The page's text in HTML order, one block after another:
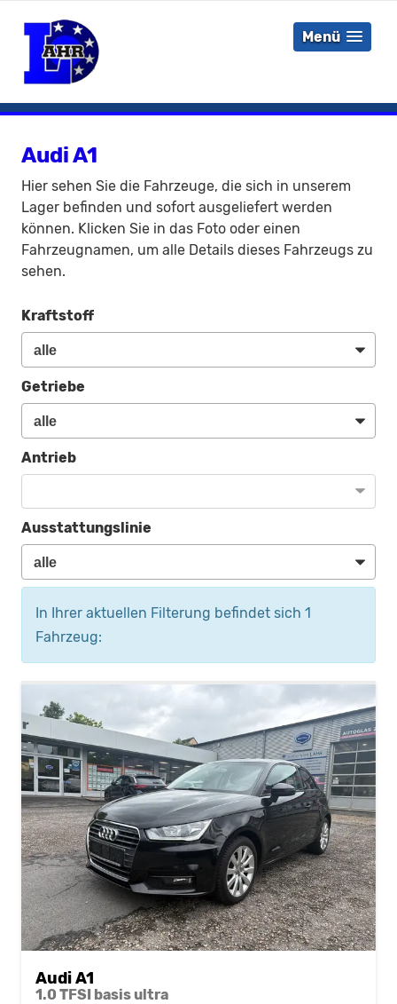
Menü
Audi A1
Hier sehen Sie die Fahrzeuge, die sich in unserem
Lager befinden und sofort ausgeliefert werden
können. Klicken Sie in das Foto oder einen
Fahrzeugnamen, um alle Details dieses Fahrzeugs zu
sehen.
Kraftstoff
Getriebe
Antrieb
Ausstattungslinie
In Ihrer aktuellen Filterung befindet sich 1
Fahrzeug:
Audi A1
1.0 TFSI basis ultra